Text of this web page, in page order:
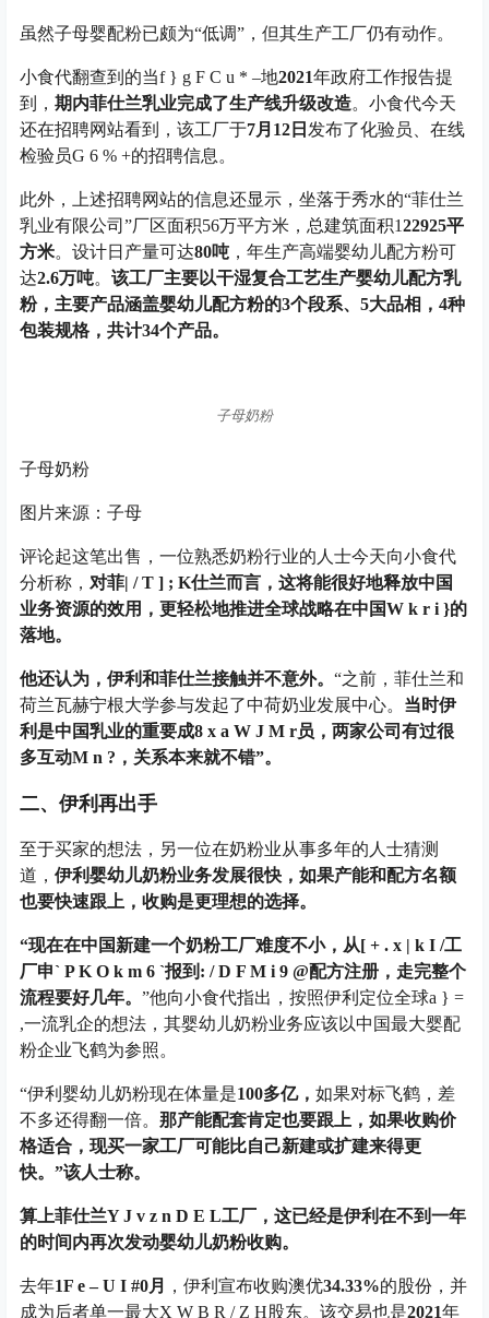
虽然子母婴配粉已颇为“低调” ，但其生产工厂仍有动作。
小食代翻查到的当f } g F C u * –地2021年政府工作报告提
到， 期内菲仕兰乳业完成了生产线升级改造。小食代今天
还在招聘网站看到，该工厂于7月 12 日 发布了化验员、在线
检验员G 6 % +的招聘信息。
此外，上述招聘网站的信息还显示，坐落于秀水的“菲仕兰
乳业有限公司 ”厂区面积56万平方米，总建筑面积122925平
方米。设计日产量可达80吨 ，年生产高端婴幼儿配方粉可
达2.6万吨。 该工厂主要以干湿复合工艺生产婴幼儿配方乳
粉，主要产品涵盖婴幼儿配方粉的3个段系、 5大品相， 4种
包装规格，共计34个产品。
子母奶粉
子母奶粉
图片来源：子母
评论起这笔出售，一位熟悉奶粉行业的人士今天向小食代
分析称， 对菲| / T ] ; K仕兰而言，这将能很好地释放中国
业务资源的效用，更轻松地推进全球战略在中国W k r i }的
落地。
他还认为，伊利和菲仕兰接触并不意外。 “之前，菲仕兰和
荷兰瓦赫宁根大学参与发起了中荷奶业发展中心。 当时伊
利是中国乳业的重要成8 x a W J M r员，两家公司有过很
多互动M n ? ，关系本来就不错”。
二、伊利再出手
至于买家的想法，另一位在奶粉业从事多年的人士猜测
道， 伊利婴幼儿奶粉业务发展很快，如果产能和配方名额
也要快速跟上，收购是更理想的选择。
“现在在中国新建一个奶粉工厂难度不小，从[ + . x | k I /工
厂申` P K O k m 6 `报到 : / D F M i 9 @配方注册，走完整个
流程要好几年。 ”他向小食代指出，按照伊利定位全球a } =
,一流乳企的想法，其婴幼儿奶粉业务应该以中国最大婴配
粉企业飞鹤为参照。
“伊利婴幼儿奶粉现在体量是100多亿， 如果对标飞鹤，差
不多还得翻一倍。 那产能配套肯定也要跟上，如果收购价
格适合，现买一家工厂可能比自己新建或扩建来得更
快。 ”该人士称。
算上菲仕兰Y J v z n D E L工厂，这已经是伊利在不到一年
的时间内再次发动婴幼儿奶粉收购。
去年1F e – U I #0月 ，伊利宣布收购澳优34.33%的股份，并
成为后者单一最大X W B R / Z H股东。该交易也是2021年